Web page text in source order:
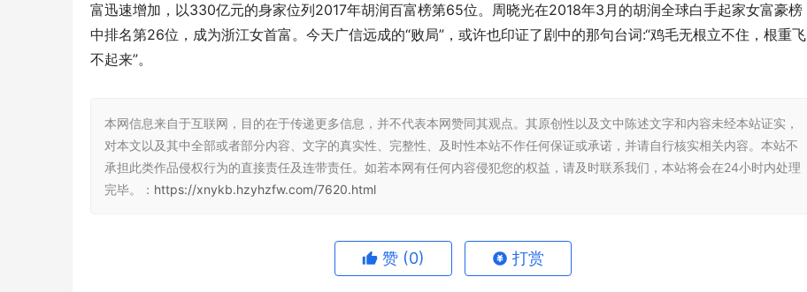
富迅速增加，以330亿元的身家位列2017年胡润百富榜第65位。周晓光在2018年3月的胡润全球白手起家女富豪榜
中排名第26位，成为浙江女首富。今天广信远成的“败局”，或许也印证了剧中的那句台词:“鸡毛无根立不住，根重飞
不起来”。
本网信息来自于互联网，目的在于传递更多信息，并不代表本网赞同其观点。其原创性以及文中陈述文字和内容未经本站证实，
对本文以及其中全部或者部分内容、文字的真实性、完整性、及时性本站不作任何保证或承诺，并请自行核实相关内容。本站不
承担此类作品侵权行为的直接责任及连带责任。如若本网有任何内容侵犯您的权益，请及时联系我们，本站将会在24小时内处理
完毕。： https://xnykb.hzyhzfw.com/7620.html
赞 (0) 打赏